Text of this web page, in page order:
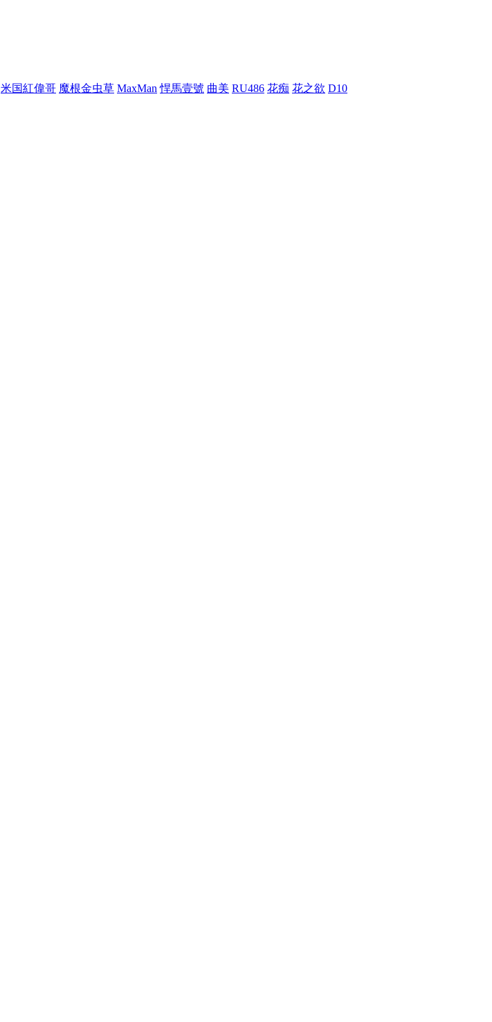
米国紅偉哥 魔根金虫草 MaxMan 悍馬壹號 曲美 RU486 花痴 花之欲 D10